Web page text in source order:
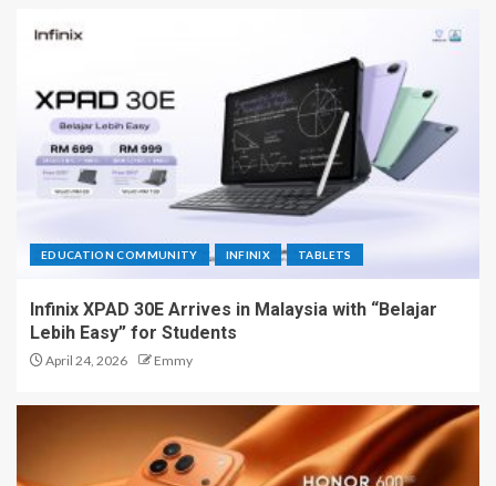
EDUCATION COMMUNITY INFINIX TABLETS
Infinix XPAD 30E Arrives in Malaysia with “Belajar
Lebih Easy” for Students
April 24, 2026 Emmy